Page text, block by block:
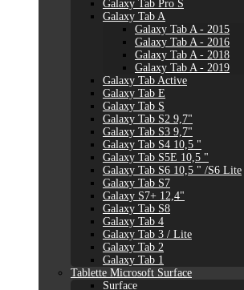
Galaxy Tab Pro S
Galaxy Tab A
Galaxy Tab A - 2015
Galaxy Tab A - 2016
Galaxy Tab A - 2018
Galaxy Tab A - 2019
Galaxy Tab Active
Galaxy Tab E
Galaxy Tab S
Galaxy Tab S2 9,7"
Galaxy Tab S3 9,7"
Galaxy Tab S4 10,5 "
Galaxy Tab S5E 10,5 "
Galaxy Tab S6 10,5 " /S6 Lite
Galaxy Tab S7
Galaxy S7+ 12,4"
Galaxy Tab S8
Galaxy Tab 4
Galaxy Tab 3 / Lite
Galaxy Tab 2
Galaxy Tab 1
Tablette Microsoft Surface
Surface